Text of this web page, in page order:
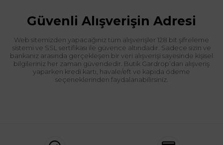
Güvenli Alışverişin Adresi
Web sitemizden yapacağınız tüm alışverişler 128 bit şifreleme
sistemi ve SSL sertifikası ile güvence altındadır. Sadece sizin ve
bankanız arasında gerçekleşen bir veri alışverişi sayesinde kişisel
bilgileriniz her zaman güvendedir. Butik Gardrop’dan alışveriş
yaparken kredi kartı, havale/eft ve kapıda ödeme
seçeneklerinden faydalanabilirsiniz.